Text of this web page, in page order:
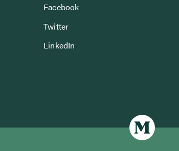
Facebook
Twitter
LinkedIn